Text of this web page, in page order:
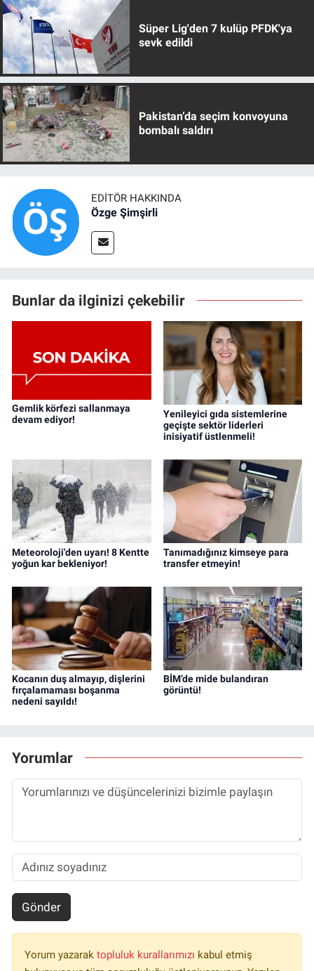
Süper Lig'den 7 kulüp PFDK'ya
sevk edildi
Pakistan’da seçim konvoyuna
bombalı saldırı
EDITÖR HAKKINDA
Özge Şimşirli
Bunlar da ilginizi çekebilir
Gemlik körfezi sallanmaya
devam ediyor!
Yenileyici gıda sistemlerine
geçişte sektör liderleri
inisiyatif üstlenmeli!
Meteoroloji'den uyarı! 8 Kentte
yoğun kar bekleniyor!
Tanımadığınız kimseye para
transfer etmeyin!
Kocanın duş almayıp, dişlerini
fırçalamaması boşanma
nedeni sayıldı!
BİM’de mide bulandıran
görüntü!
Yorumlar
Gönder
Yorum yazarak topluluk kurallarımızı kabul etmiş